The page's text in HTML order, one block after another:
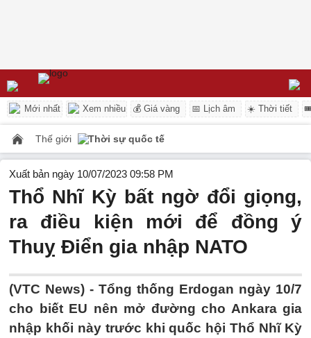
Mới nhất Xem nhiều 💰 Giá vàng 📅 Lịch âm ☀️ Thời tiết
Thế giới Thời sự quốc tế
Xuất bản ngày 10/07/2023 09:58 PM
Thổ Nhĩ Kỳ bất ngờ đổi giọng,
ra điều kiện mới để đồng ý
Thuỵ Điển gia nhập NATO
(VTC News) - Tổng thống Erdogan ngày 10/7
cho biết EU nên mở đường cho Ankara gia
nhập khối này trước khi quốc hội Thổ Nhĩ Kỳ